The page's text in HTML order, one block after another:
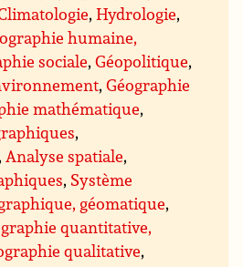
,Hydrologie,
humaine,
sociale,Géopolitique,
,Géographie
mathématique,
,
, Analyse spatiale,
, Système
géomatique,
quantitative,
qualitative,